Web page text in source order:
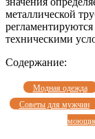
металлической
техническими
Содержание:
Модная одежда
Советы для мужчин
моющие